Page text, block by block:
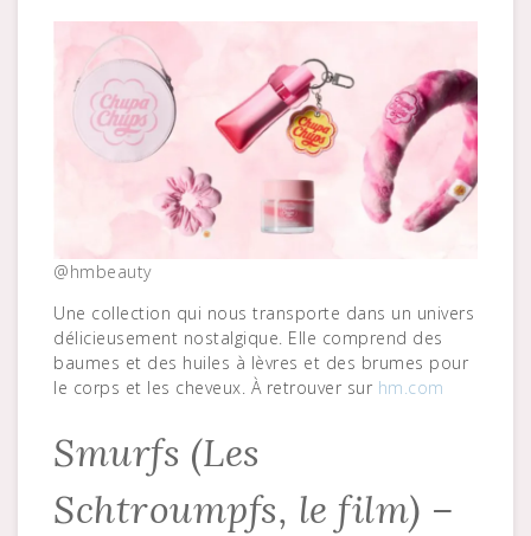
@hmbeauty
Une collection qui nous transporte dans un univers
délicieusement nostalgique. Elle comprend des
baumes et des huiles à lèvres et des brumes pour
le corps et les cheveux. À retrouver sur hm.com
Smurfs (Les
Schtroumpfs, le film) –